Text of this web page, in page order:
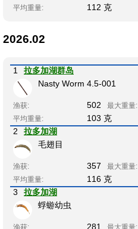
平均重量: 112 克
2026.02
1
拉多加湖群岛
Nasty Worm 4.5-001
渔获: 502 最大重量:
平均重量:
103 克
2
拉多加湖
毛翅目
渔获: 357 最大重量:
平均重量:
116 克
3
拉多加湖
蜉蝣幼虫
渔获: 281 最大重量: